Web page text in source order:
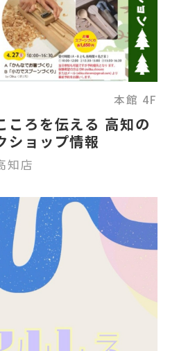
本館 4F
ころを伝える 高知の
ショップ情報
知店